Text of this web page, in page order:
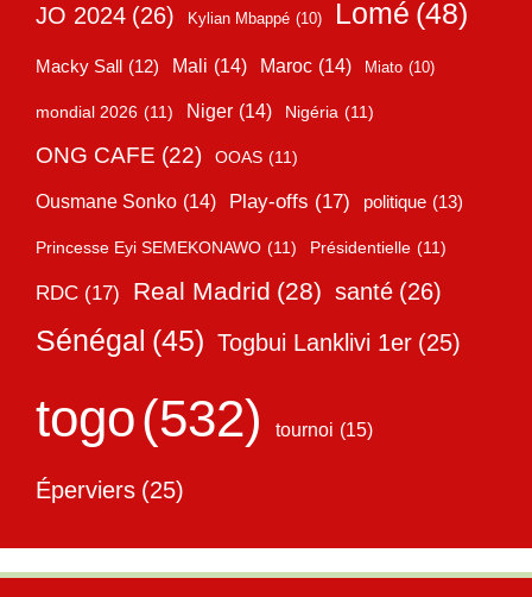
JO 2024 (26) Kylian Mbappé (10) Lomé (48)
Macky Sall (12) Mali (14) Maroc (14) Miato (10)
mondial 2026 (11) Niger (14) Nigéria (11)
ONG CAFE (22) OOAS (11)
Ousmane Sonko (14) Play-offs (17) politique (13)
Princesse Eyi SEMEKONAWO (11) Présidentielle (11)
RDC (17) Real Madrid (28) santé (26)
Sénégal (45) Togbui Lanklivi 1er (25)
togo(532) tournoi (15)
Éperviers (25)